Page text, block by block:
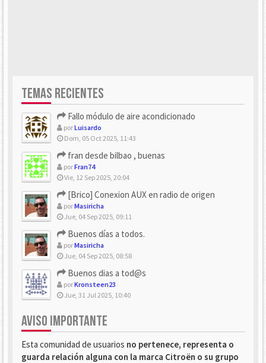
TEMAS RECIENTES
Fallo módulo de aire acondicionado
porLuisardo
Dom, 05 Oct 2025, 11:43
fran desde bilbao , buenas
porFran74
Vie, 12 Sep 2025, 20:04
[Brico] Conexion AUX en radio de origen
porMasiricha
Jue, 04 Sep 2025, 09:11
Buenos días a todos.
porMasiricha
Jue, 04 Sep 2025, 08:58
Buenos dias a tod@s
porKronsteen23
Jue, 31 Jul 2025, 10:40
AVISO IMPORTANTE
Esta comunidad de usuarios no pertenece, representa o
guarda relación alguna con la marca Citroën o su grupo